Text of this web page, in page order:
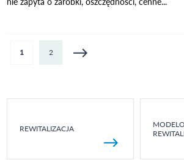
Strony
1 2
REWITALIZACJA